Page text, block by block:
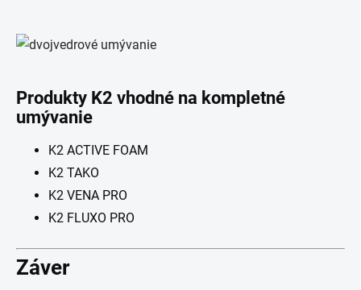
Produkty K2 vhodné na kompletné
umývanie
K2 ACTIVE FOAM
K2 TAKO
K2 VENA PRO
K2 FLUXO PRO
Záver